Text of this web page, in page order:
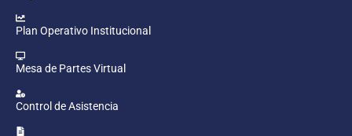
Plan Operativo Institucional
Mesa de Partes Virtual
Control de Asistencia